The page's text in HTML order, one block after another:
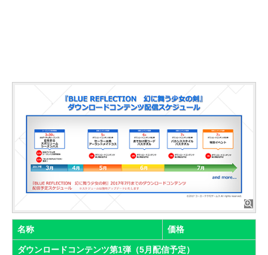
名称 価格
ダウンロードコンテンツ第1弾（5月配信予定）